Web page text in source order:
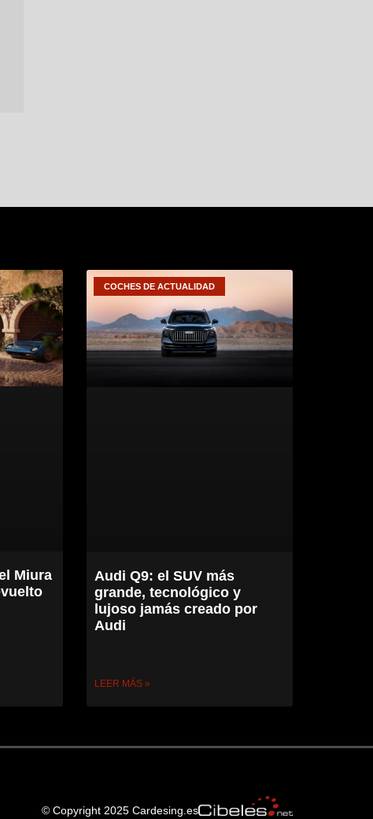
Miura
COCHES DE ACTUALIDAD
Audi Q9: el SUV más
grande, tecnológico y
lujoso jamás creado por
Audi
LEER MÁS »
© Copyright 2025 Cardesing.es